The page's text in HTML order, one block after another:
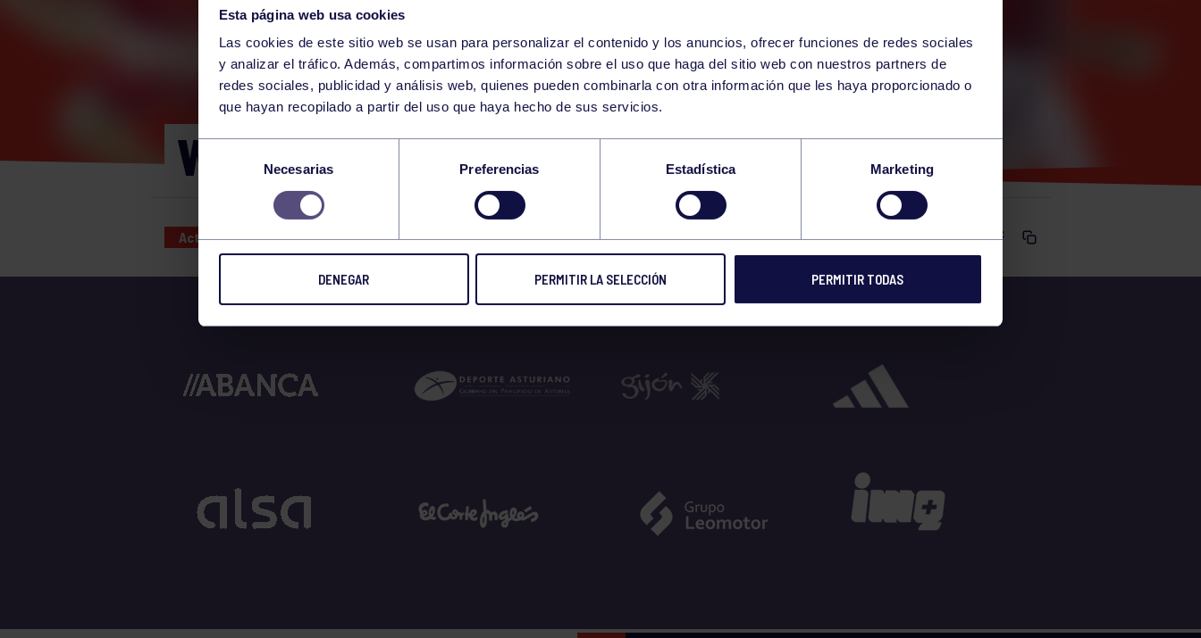
Esta página web usa cookies
Las cookies de este sitio web se usan para personalizar el contenido y los anuncios, ofrecer funciones de redes sociales
y analizar el tráfico. Además, compartimos información sobre el uso que haga del sitio web con nuestros partners de
redes sociales, publicidad y análisis web, quienes pueden combinarla con otra información que les haya proporcionado o
que hayan recopilado a partir del uso que haya hecho de sus servicios.
consentimiento
Necesarias Preferencias Estadística Marketing
DENEGAR PERMITIR LA SELECCIÓN PERMITIR TODAS
1 THURSDAY
FEBRUARY
WOD 9:00-9:30 GIMNASIO
Actividades deportivas 01 FEB 2024 Comparte